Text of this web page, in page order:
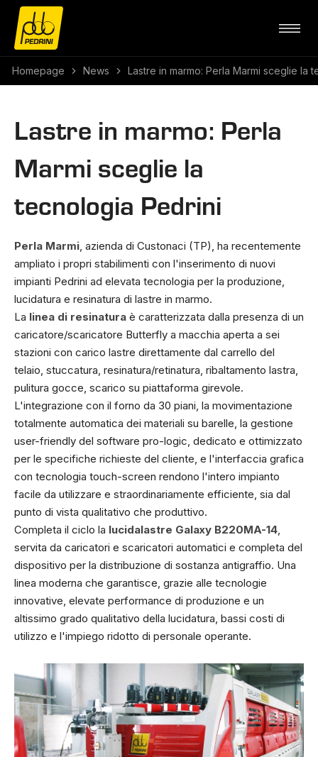
Homepage News Lastre in marmo: Perla Marmi sceglie la
Lastre in marmo: Perla
Marmi sceglie la
tecnologia Pedrini
Perla Marmi, azienda di Custonaci (TP), ha recentemente
ampliato i propri stabilimenti con l'inserimento di nuovi
impianti Pedrini ad elevata tecnologia per la produzione,
lucidatura e resinatura di lastre in marmo.
La linea di resinatura è caratterizzata dalla presenza di un
caricatore/scaricatore Butterfly a macchia aperta a sei
stazioni con carico lastre direttamente dal carrello del
telaio, stuccatura, resinatura/retinatura, ribaltamento lastra,
pulitura gocce, scarico su piattaforma girevole.
L'integrazione con il forno da 30 piani, la movimentazione
totalmente automatica dei materiali su barelle, la gestione
user-friendly del software pro-logic, dedicato e ottimizzato
per le specifiche richieste del cliente, e l'interfaccia grafica
con tecnologia touch-screen rendono l'intero impianto
facile da utilizzare e straordinariamente efficiente, sia dal
punto di vista qualitativo che produttivo.
Completa il ciclo la lucidalastre Galaxy B220MA-14,
servita da caricatori e scaricatori automatici e completa del
dispositivo per la distribuzione di sostanza antigraffio. Una
linea moderna che garantisce, grazie alle tecnologie
innovative, elevate performance di produzione e un
altissimo grado qualitativo della lucidatura, bassi costi di
utilizzo e l'impiego ridotto di personale operante.